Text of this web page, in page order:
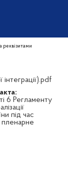
реквізитами
6 Регламенту
під час